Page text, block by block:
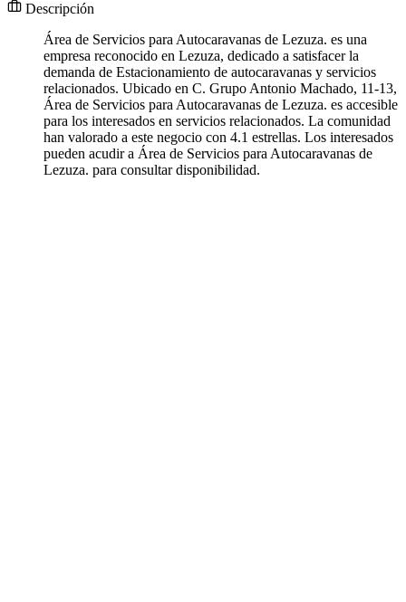
Descripción
Área de Servicios para Autocaravanas de Lezuza. es una
empresa reconocido en Lezuza, dedicado a satisfacer la
demanda de Estacionamiento de autocaravanas y servicios
relacionados. Ubicado en C. Grupo Antonio Machado, 11-13,
Área de Servicios para Autocaravanas de Lezuza. es accesible
para los interesados en servicios relacionados. La comunidad
han valorado a este negocio con 4.1 estrellas. Los interesados
pueden acudir a Área de Servicios para Autocaravanas de
Lezuza. para consultar disponibilidad.